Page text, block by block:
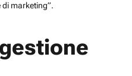
di marketing”.